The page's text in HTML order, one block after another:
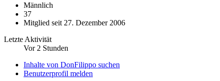
Männlich
37
Mitglied seit 27. Dezember 2006
Letzte Aktivität
Vor 2 Stunden
Inhalte von DonFilippo suchen
Benutzerprofil melden